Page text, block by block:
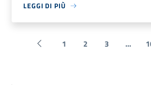
LEGGI DI PIÙ
Pagina precedente
1 2 3 ...